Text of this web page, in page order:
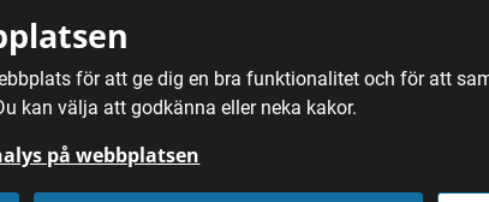
för att ge dig en bra funktionalitet och för att
kan välja att godkänna eller neka kakor.
på webbplatsen